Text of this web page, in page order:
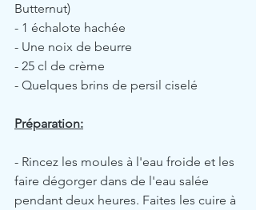
Butternut)
- 1 échalote hachée
- Une noix de beurre
- 25 cl de crème
- Quelques brins de persil ciselé
Préparation:
- Rincez les moules à l'eau froide et les
faire dégorger dans de l'eau salée
pendant deux heures. Faites les cuire à